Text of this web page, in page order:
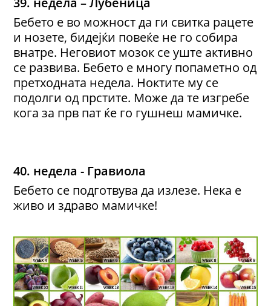
Бебето е во можност да ги свитка рацете
и нозете, бидејќи повеќе не го собира
внатре. Неговиот мозок се уште активно
се развива. Бебето е многу попаметно од
претходната недела. Ноктите му се
подолги од прстите. Може да те изгребе
кога за прв пат ќе го гушнеш мамичке.
40. недела - Гравиола
Бебето се подготвува да излезе. Нека е
живо и здраво мамичке!